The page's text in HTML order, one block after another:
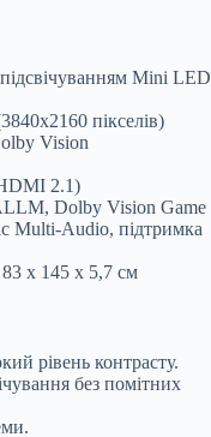
Mini LED
пікселів)
Vision
2.1)
Dolby Vision Game
Multi-Audio, підтримка
х 145 х 5,7 см
рівень контрасту.
без помітних